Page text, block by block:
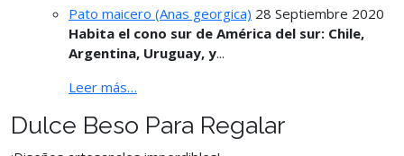
Pato maicero (Anas georgica) 28 Septiembre 2020
Habita el cono sur de América del sur: Chile,
Argentina, Uruguay, y...
Leer más…
Dulce Beso Para Regalar